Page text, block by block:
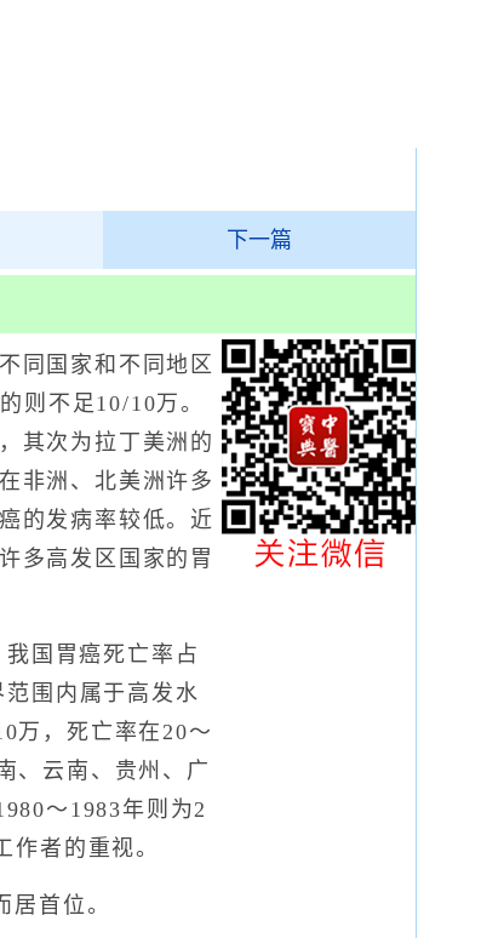
下一篇
国家和不同地区
则不足10/10万。
其次为拉丁美洲的
非洲、北美洲许多
的发病率较低。近
多高发区国家的胃
国胃癌死亡率占
围内属于高发水
万，死亡率在20～
、云南、贵州、广
～1983年则为2
者的重视。
首位。